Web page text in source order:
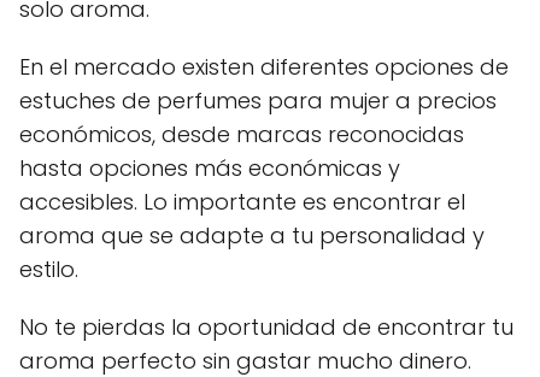
solo aroma.
En el mercado existen diferentes opciones de
estuches de perfumes para mujer a precios
económicos, desde marcas reconocidas
hasta opciones más económicas y
accesibles. Lo importante es encontrar el
aroma que se adapte a tu personalidad y
estilo.
No te pierdas la oportunidad de encontrar tu
aroma perfecto sin gastar mucho dinero.